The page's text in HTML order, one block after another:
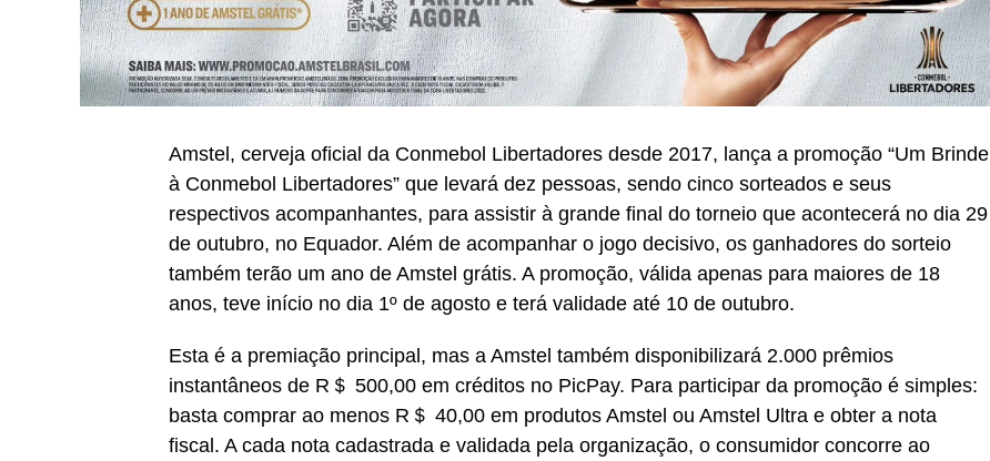
Amstel, cerveja oficial da Conmebol Libertadores desde 2017, lança a promoção “Um Brinde
à Conmebol Libertadores” que levará dez pessoas, sendo cinco sorteados e seus
respectivos acompanhantes, para assistir à grande final do torneio que acontecerá no dia 29
de outubro, no Equador. Além de acompanhar o jogo decisivo, os ganhadores do sorteio
também terão um ano de Amstel grátis. A promoção, válida apenas para maiores de 18
anos, teve início no dia 1º de agosto e terá validade até 10 de outubro.
Esta é a premiação principal, mas a Amstel também disponibilizará 2.000 prêmios
instantâneos de R＄ 500,00 em créditos no PicPay. Para participar da promoção é simples:
basta comprar ao menos R＄ 40,00 em produtos Amstel ou Amstel Ultra e obter a nota
fiscal. A cada nota cadastrada e validada pela organização, o consumidor concorre ao